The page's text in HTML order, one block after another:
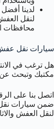
لدينا
لنقل
محافظات
سيارات نقل عفش
هل ترغب في
مكتبك وتبحث
ضمن سيارات نقل
لنقل العفش